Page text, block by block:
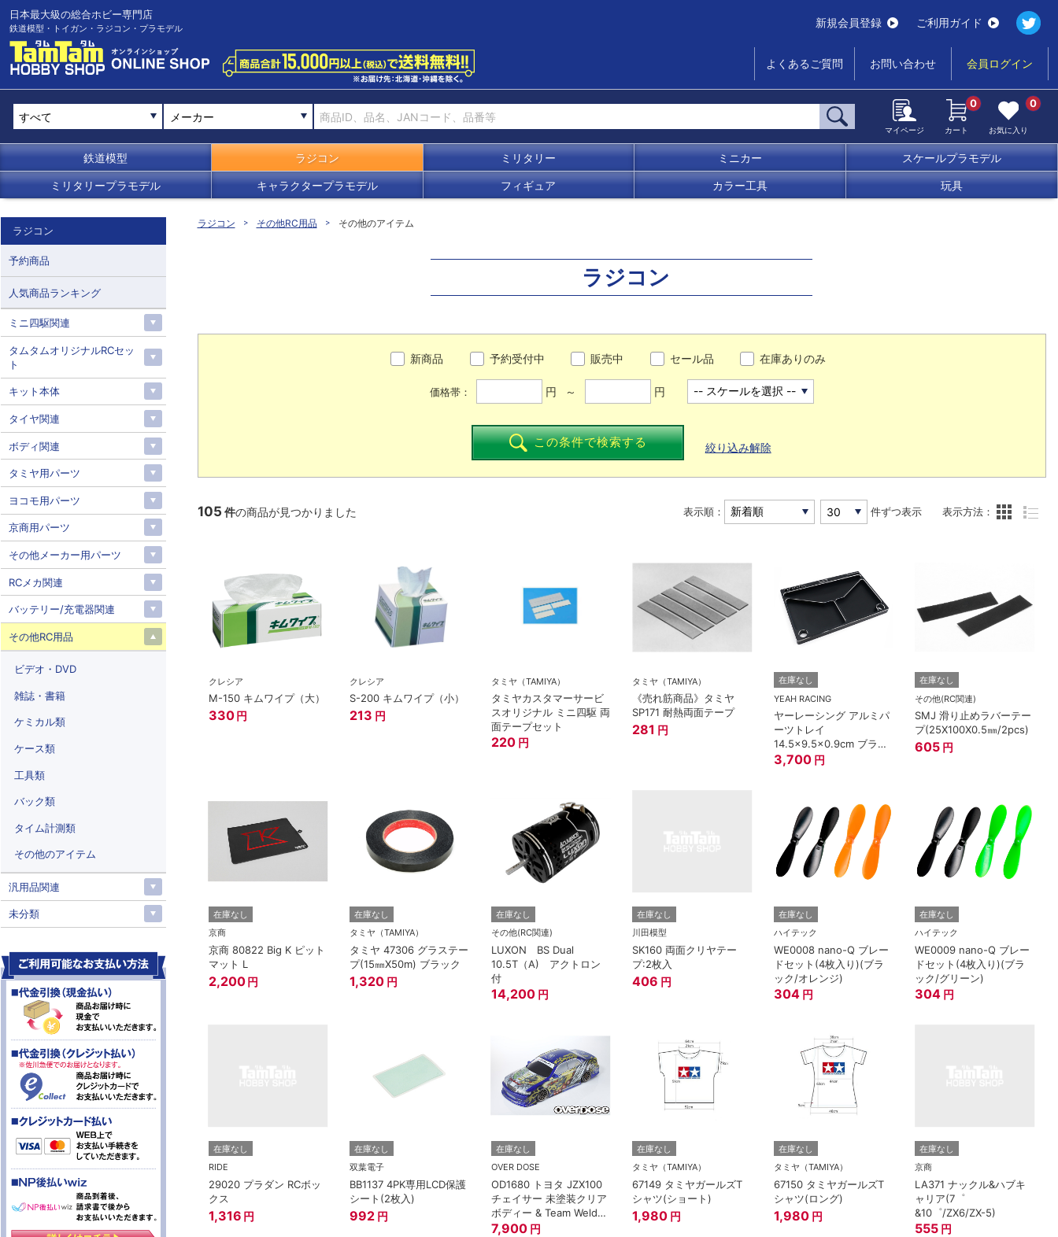
日本最大級の総合ホビー専門店
鉄道模型・トイガン・ラジコン・プラモデル 新規会員登録 ご利用ガイド
よくあるご質問 お問い合わせ 会員ログイン
メーカー
マイページ カート
0
お気に入り
0
鉄道模型 ラジコン ミリタリー ミニカー スケールプラモデル
ミリタリープラモデル キャラクタープラモデル フィギュア カラー工具 玩具
ラジコン その他RC用品 その他のアイテム
ラジコン
新商品 予約受付中 販売中 セール品 在庫ありのみ
価格帯： 円 ～ 円
この条件で検索する 絞り込み解除
105 件の商品が見つかりました 表示順： 件ずつ表示 表示方法：
クレシア
M-150 キムワイプ（大）
330 円
クレシア
S-200 キムワイプ（小）
213 円
タミヤ（TAMIYA）
タミヤカスタマーサービ
スオリジナル ミニ四駆 両
面テープセット
220 円
タミヤ（TAMIYA）
《売れ筋商品》タミヤ
SP171 耐熱両面テープ
281 円
在庫なし
YEAH RACING
ヤーレーシング アルミパ
ーツトレイ
14.5×9.5×0.9cm ブラッ
ク
3,700 円
在庫なし
その他(RC関連)
SMJ 滑り止めラバーテー
プ(25X100X0.5㎜/2pcs)
605 円
在庫なし
京商
京商 80822 Big K ピット
マット L
2,200 円
在庫なし
タミヤ（TAMIYA）
タミヤ 47306 グラステー
プ(15㎜X50m) ブラック
1,320 円
在庫なし
その他(RC関連)
LUXON BS Dual
10.5T（A) アクトロン
付
14,200 円
在庫なし
川田模型
SK160 両面クリヤテー
プ:2枚入
406 円
在庫なし
ハイテック
WE0008 nano-Q ブレー
ドセット(4枚入り)(ブラ
ック/オレンジ)
304 円
在庫なし
ハイテック
WE0009 nano-Q ブレー
ドセット(4枚入り)(ブラ
ック/グリーン)
304 円
在庫なし
RIDE
29020 プラダン RCボッ
クス
1,316 円
在庫なし
双葉電子
BB1137 4PK専用LCD保護
シート(2枚入)
992 円
在庫なし
OVER DOSE
OD1680 トヨタ JZX100
チェイサー 未塗装クリア
ボディー & Team Weld
風神雷神グラフィックデ
7,900 円
在庫なし
タミヤ（TAMIYA）
67149 タミヤガールズT
シャツ(ショート)
1,980 円
在庫なし
タミヤ（TAMIYA）
67150 タミヤガールズT
シャツ(ロング)
1,980 円
在庫なし
京商
LA371 ナックル&ハブキ
ャリア(7゜
&10゜/ZX6/ZX-5)
555 円
ラジコン
予約商品
人気商品ランキング
ミニ四駆関連
タムタムオリジナルRCセッ
ト
キット本体
タイヤ関連
ボディ関連
タミヤ用パーツ
ヨコモ用パーツ
京商用パーツ
その他メーカー用パーツ
RCメカ関連
バッテリー/充電器関連
その他RC用品
ビデオ・DVD
雑誌・書籍
ケミカル類
ケース類
工具類
バック類
タイム計測類
その他のアイテム
汎用品関連
未分類